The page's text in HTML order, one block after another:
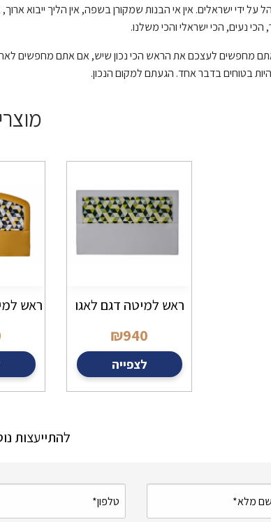
על ידי ישראלים. אין אי הבנות שמקורן בשפה, אין הליך ייבוא
הכי נעים, הכי ישראלי והכי משלנו.
מחפשים לעצכם את הראש הכי נכון שיש, אם אתם מחפשים
בטוחים בדבר אחד. הגעתם למקום הנכון.
ראש למיטה דגם לאגו
₪940
לצפייה
ראש
להתייעצות